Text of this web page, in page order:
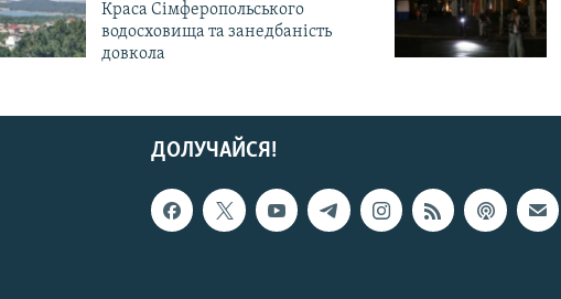
Краса Сімферопольського
водосховища та занедбаність
довкола
ДОЛУЧАЙСЯ!